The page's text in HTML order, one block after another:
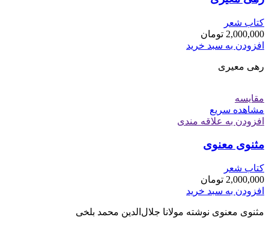
کتاب شعر
2,000,000 تومان
افزودن به سبد خرید
رهی معیری
مقایسه
مشاهده سریع
افزودن به علاقه مندی
مثنوی معنوی
کتاب شعر
2,000,000 تومان
افزودن به سبد خرید
مثنوی معنوی نوشته مولانا جلال‌الدین محمد بلخی